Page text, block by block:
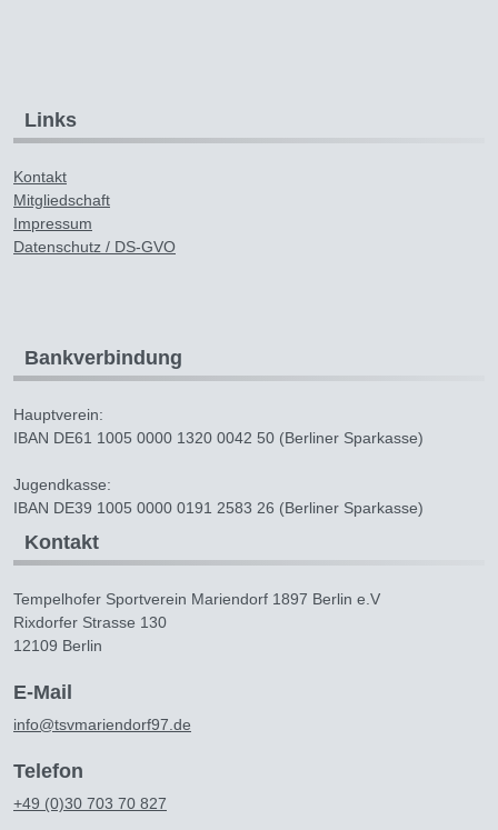
Links
Kontakt
Mitgliedschaft
Impressum
Datenschutz / DS-GVO
Bankverbindung
Hauptverein:
IBAN DE61 1005 0000 1320 0042 50 (Berliner Sparkasse)
Jugendkasse:
IBAN DE39 1005 0000 0191 2583 26 (Berliner Sparkasse)
Kontakt
Tempelhofer Sportverein Mariendorf 1897 Berlin e.V
Rixdorfer Strasse 130
12109 Berlin
E-Mail
info@tsvmariendorf97.de
Telefon
+49 (0)30 703 70 827